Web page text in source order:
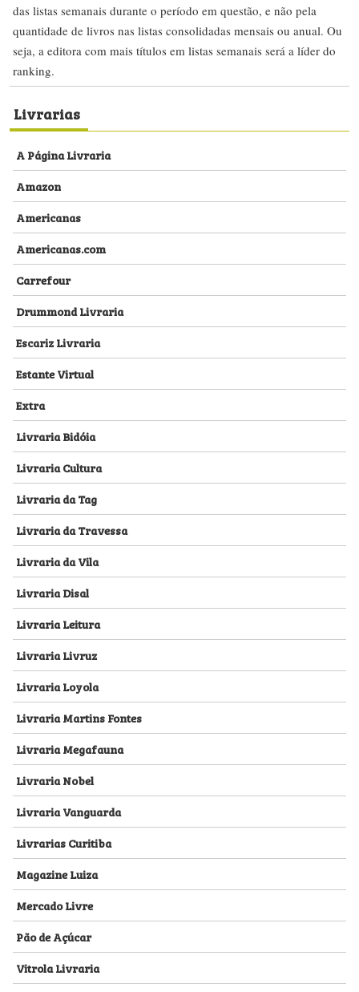
das listas semanais durante o período em questão, e não pela
quantidade de livros nas listas consolidadas mensais ou anual. Ou
seja, a editora com mais títulos em listas semanais será a líder do
ranking.
Livrarias
A Página Livraria
Amazon
Americanas
Americanas.com
Carrefour
Drummond Livraria
Escariz Livraria
Estante Virtual
Extra
Livraria Bidóia
Livraria Cultura
Livraria da Tag
Livraria da Travessa
Livraria da Vila
Livraria Disal
Livraria Leitura
Livraria Livruz
Livraria Loyola
Livraria Martins Fontes
Livraria Megafauna
Livraria Nobel
Livraria Vanguarda
Livrarias Curitiba
Magazine Luiza
Mercado Livre
Pão de Açúcar
Vitrola Livraria